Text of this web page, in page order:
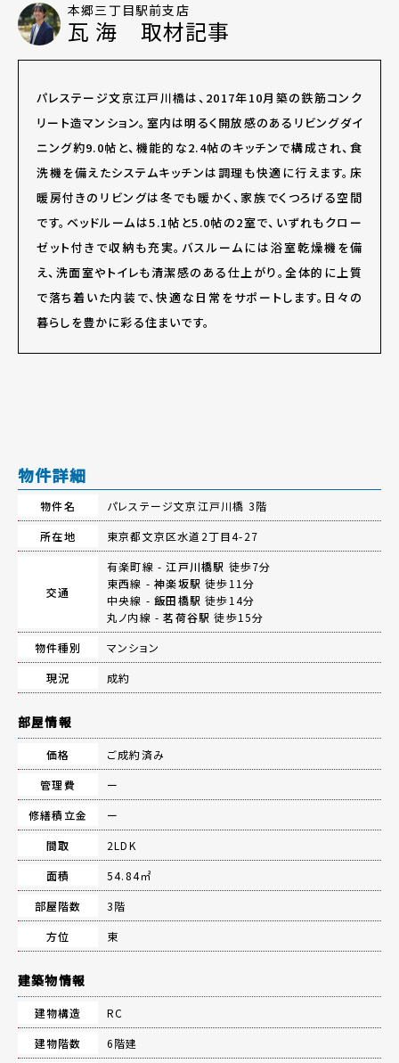
本郷三丁目駅前支店
瓦 海 取材記事
パレステージ文京江戸川橋は、2017年10月築の鉄筋コンク
リート造マンション。室内は明るく開放感のあるリビングダイ
ニング約9.0帖と、機能的な2.4帖のキッチンで構成され、食
洗機を備えたシステムキッチンは調理も快適に行えます。床
暖房付きのリビングは冬でも暖かく、家族でくつろげる空間
です。ベッドルームは5.1帖と5.0帖の2室で、いずれもクロー
ゼット付きで収納も充実。バスルームには浴室乾燥機を備
え、洗面室やトイレも清潔感のある仕上がり。全体的に上質
で落ち着いた内装で、快適な日常をサポートします。日々の
暮らしを豊かに彩る住まいです。
物件詳細
物件名
パレステージ文京江戸川橋 3階
所在地
東京都文京区水道2丁目4-27
交通
有楽町線 -江戸川橋駅 徒歩7分
東西線 -神楽坂駅 徒歩11分
中央線 -飯田橋駅 徒歩14分
丸ノ内線 -茗荷谷駅 徒歩15分
物件種別
マンション
現況
成約
部屋情報
価格
ご成約済み
管理費
ー
修繕積立金
ー
間取
2LDK
面積
54.84㎡
部屋階数
3階
方位
東
建築物情報
建物構造
RC
建物階数
6階建